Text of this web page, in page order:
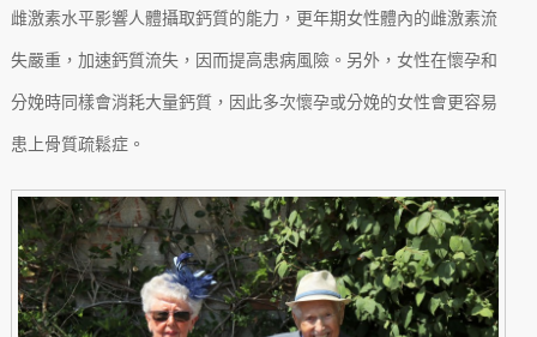
雌激素水平影響人體攝取鈣質的能力，更年期女性體內的雌激素流
失嚴重，加速鈣質流失，因而提高患病風險。另外，女性在懷孕和
分娩時同樣會消耗大量鈣質，因此多次懷孕或分娩的女性會更容易
患上骨質疏鬆症。